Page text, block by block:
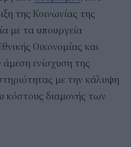
της Κοινωνίας της
με τα υπουργεία
Οικονομίας και
άμεση ενίσχυση της
με την κάλυψη
κόστους διαμονής των